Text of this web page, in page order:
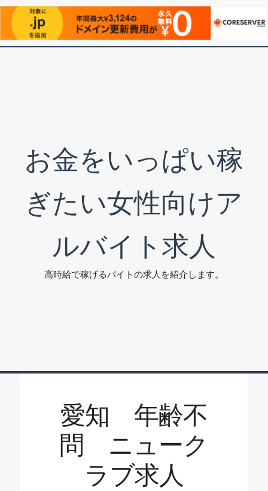
お金をいっぱい稼
ぎたい女性向けア
ルバイト求人
高時給で稼げるバイトの求人を紹介します。
愛知 年齢不
問 ニューク
ラブ求人